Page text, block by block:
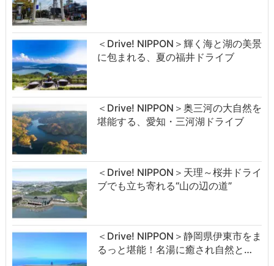
＜Drive! NIPPON＞輝く海と湖の美景
に包まれる、夏の福井ドライブ
＜Drive! NIPPON＞奥三河の大自然を
堪能する、愛知・三河湖ドライブ
＜Drive! NIPPON＞天理～桜井ドライ
ブでも立ち寄れる“山の辺の道”
＜Drive! NIPPON＞静岡県伊東市をま
るっと堪能！名湯に癒され自然と…